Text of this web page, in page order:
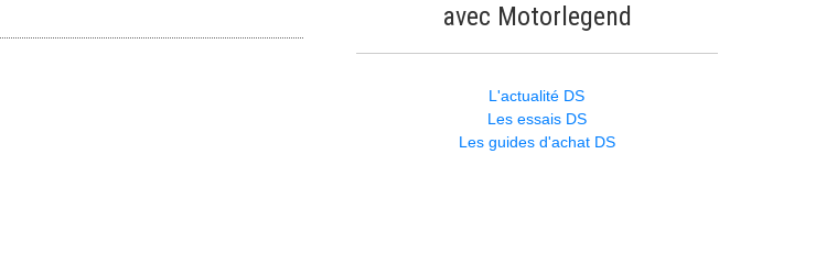
avec Motorlegend
L'actualité DS
Les essais DS
Les guides d'achat DS